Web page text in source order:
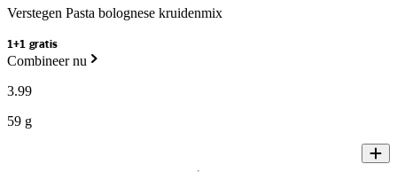
Verstegen Pasta bolognese kruidenmix
1+1 gratis
Combineer nu
3.99
59 g